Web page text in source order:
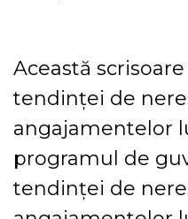
Această
tendinței de
angajamentelor
programul de
tendinței de